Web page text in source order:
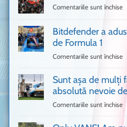
Comentariile sunt închise
Bitdefender a
de Formula 1
Comentariile sunt închise
a
în
Sunt așa de mulți
absolută nevoie
Comentariile sunt închise